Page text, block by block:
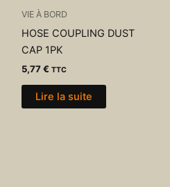
VIE À BORD
HOSE COUPLING DUST
CAP 1PK
5,77€ TTC
Lire la suite